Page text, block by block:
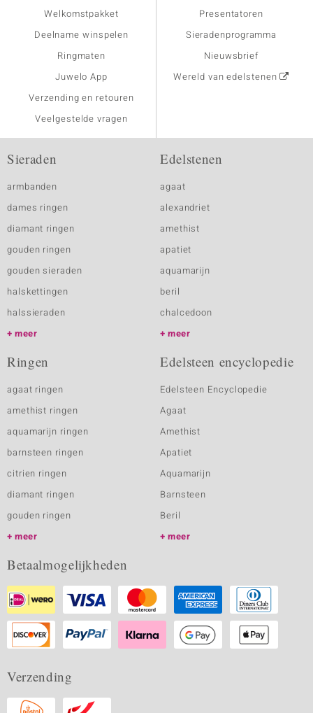
Welkomstpakket
Deelname winspelen
Ringmaten
Juwelo App
Verzending en retouren
Veelgestelde vragen
Presentatoren
Sieradenprogramma
Nieuwsbrief
Wereld van edelstenen
Sieraden
armbanden
dames ringen
diamant ringen
gouden ringen
gouden sieraden
halskettingen
halssieraden
meer
Edelstenen
agaat
alexandriet
amethist
apatiet
aquamarijn
beril
chalcedoon
meer
Ringen
agaat ringen
amethist ringen
aquamarijn ringen
barnsteen ringen
citrien ringen
diamant ringen
gouden ringen
meer
Edelsteen encyclopedie
Edelsteen Encyclopedie
Agaat
Amethist
Apatiet
Aquamarijn
Barnsteen
Beril
meer
Betaalmogelijkheden
Verzending